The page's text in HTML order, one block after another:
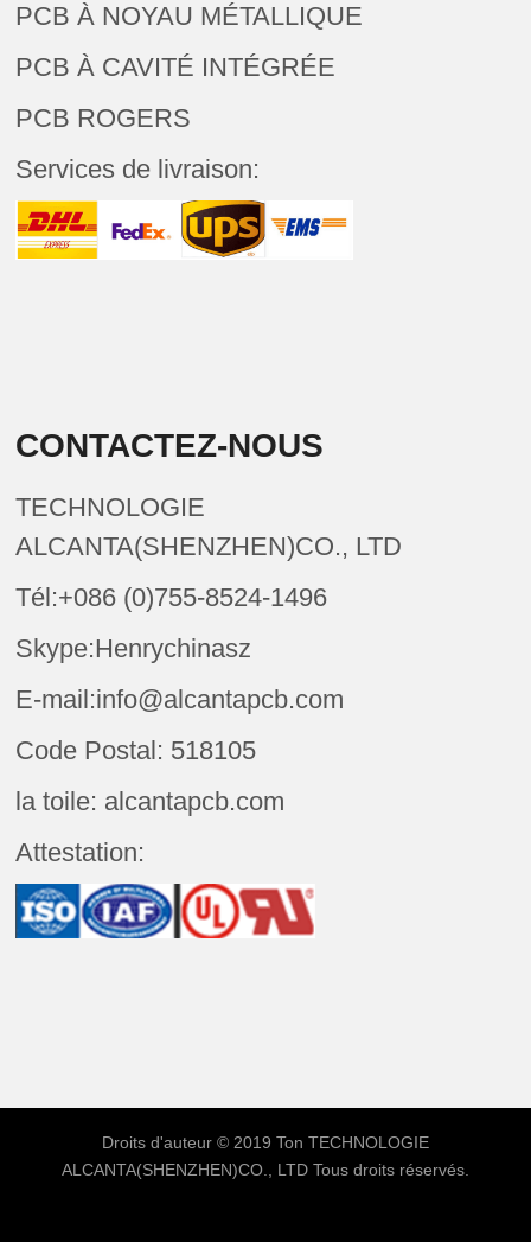
PCB À NOYAU MÉTALLIQUE
PCB À CAVITÉ INTÉGRÉE
PCB ROGERS
Services de livraison:
CONTACTEZ-NOUS
TECHNOLOGIE
ALCANTA(SHENZHEN)CO., LTD
Tél:+086 (0)755-8524-1496
Skype:Henrychinasz
E-mail:info@alcantapcb.com
Code Postal: 518105
la toile: alcantapcb.com
Attestation:
Droits d'auteur © 2019 Ton TECHNOLOGIE
ALCANTA(SHENZHEN)CO., LTDTous droits réservés.